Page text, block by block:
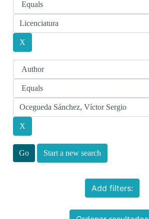
Start a new search
Add filters: